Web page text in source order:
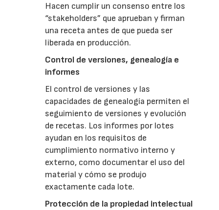
Hacen cumplir un consenso entre los
“stakeholders” que aprueban y firman
una receta antes de que pueda ser
liberada en producción.
Control de versiones, genealogía e
informes
El control de versiones y las
capacidades de genealogía permiten el
seguimiento de versiones y evolución
de recetas. Los informes por lotes
ayudan en los requisitos de
cumplimiento normativo interno y
externo, como documentar el uso del
material y cómo se produjo
exactamente cada lote.
Protección de la propiedad intelectual